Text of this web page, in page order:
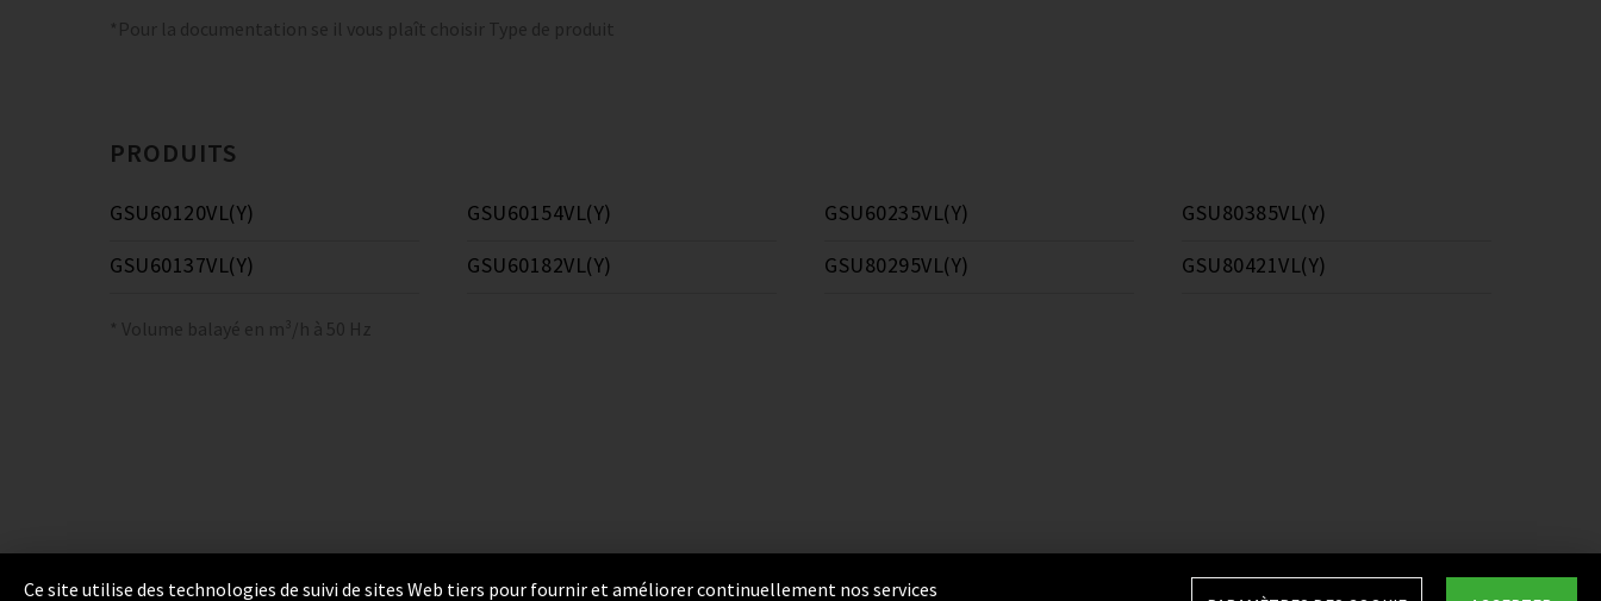
*Pour la documentation se il vous plaît choisir Type de produit
PRODUITS
GSU60120VL(Y)
GSU60137VL(Y)
GSU60154VL(Y)
GSU60182VL(Y)
GSU60235VL(Y)
GSU80295VL(Y)
GSU80385VL(Y)
GSU80421VL(Y)
* Volume balayé en m³/h à 50 Hz
Ce site utilise des technologies de suivi de sites Web tiers pour fournir et améliorer continuellement nos services